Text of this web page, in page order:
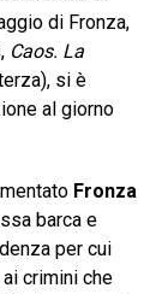
di Fronza,
Caos. La
si è
al giorno
Fronza
barca e
per cui
crimini che